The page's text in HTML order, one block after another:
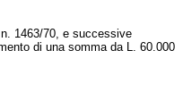
1463/70, e successive
di una somma da L. 60.000